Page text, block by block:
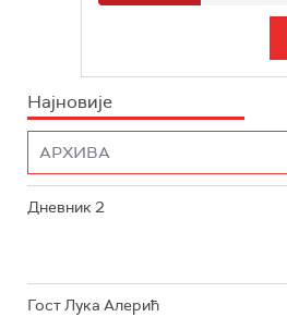
РТС 3
ИНФО
Најновије
Дневник 2
Гост Лука Алерић